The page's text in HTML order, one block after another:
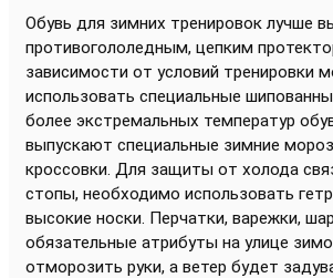
Обувь для зимних тренировок лучше
противогололедным, цепким
зависимости от условий тренировки
использовать специальные
более экстремальных температур
выпускают специальные зимние
кроссовки. Для защиты от холода
стопы, необходимо использовать
высокие носки. Перчатки, варежки,
обязательные атрибуты на улице
отморозить руки, а ветер будет